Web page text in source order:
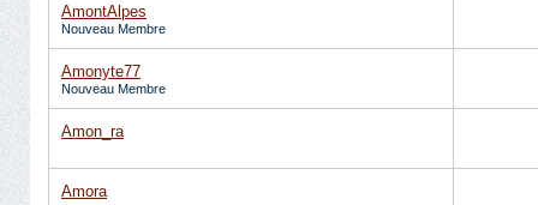
AmontAlpes
Nouveau Membre
Amonyte77
Nouveau Membre
Amon_ra
Amora